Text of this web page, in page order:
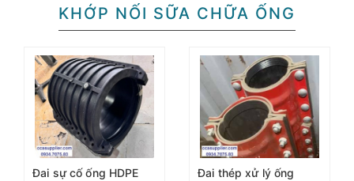
KHỚP NỐI SỮA CHỮA ỐNG
Đai sự cố ống HDPE
Đai thép xử lý ống